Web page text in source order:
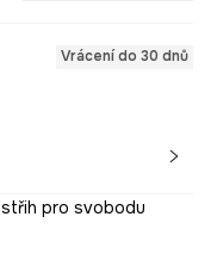
Vrácení do 30 dnů
střih pro svobodu